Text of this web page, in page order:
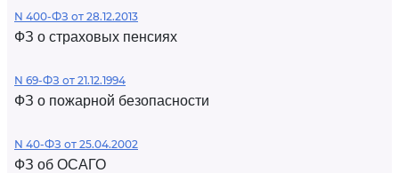
N 400-ФЗ от 28.12.2013
ФЗ о страховых пенсиях
N 69-ФЗ от 21.12.1994
ФЗ о пожарной безопасности
N 40-ФЗ от 25.04.2002
ФЗ об ОСАГО